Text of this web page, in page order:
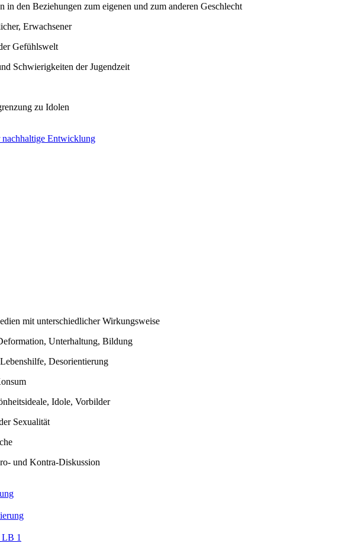
in den Beziehungen zum eigenen und zum anderen Geschlecht
Erwachsener
Gefühlswelt
Schwierigkeiten der Jugendzeit
zu Idolen
Entwicklung
mit unterschiedlicher Wirkungsweise
Unterhaltung, Bildung
Desorientierung
Idole, Vorbilder
Sexualität
und Kontra-Diskussion
1